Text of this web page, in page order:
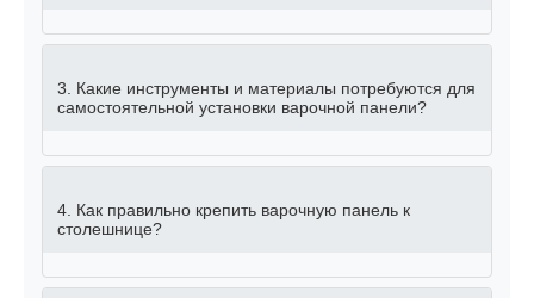
3. Какие инструменты и материалы потребуются для
самостоятельной установки варочной панели?
4. Как правильно крепить варочную панель к
столешнице?